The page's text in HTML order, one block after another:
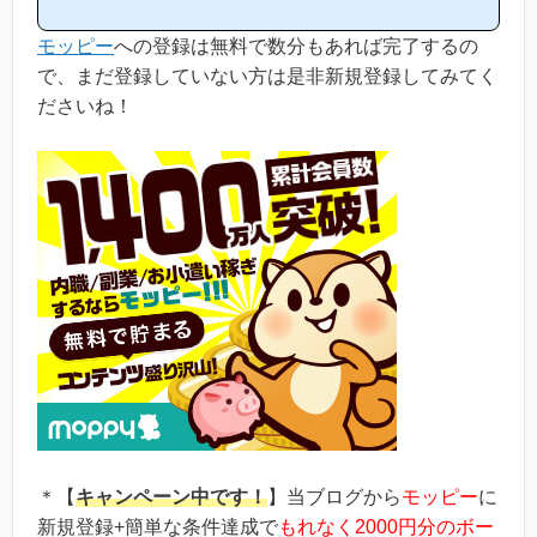
サイトに新規登録された方は1万人以上もおられます！)モッピーは
初心者の方でも稼ぎやすく、当ブログでもおすすめ第1位のポイン
トサイトです！当ペ...
モッピーへの登録は無料で数分もあれば完了するの
で、まだ登録していない方は是非新規登録してみてく
ださいね！
＊【キャンペーン中です！】当ブログからモッピーに
新規登録+簡単な条件達成でもれなく2000円分のボー